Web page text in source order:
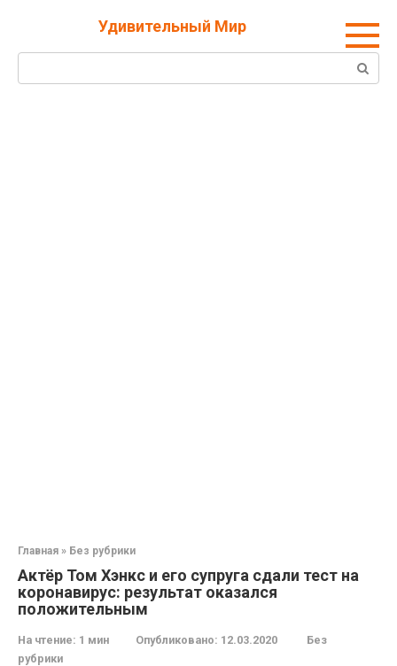
Удивительный Мир
Поиск:
Главная » Без рубрики
Актёр Том Хэнкс и его супруга сдали тест на
коронавирус: результат оказался
положительным
На чтение: 1 мин Опубликовано: 12.03.2020
Без
рубрики